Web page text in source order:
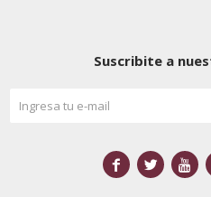
Suscribite a
  